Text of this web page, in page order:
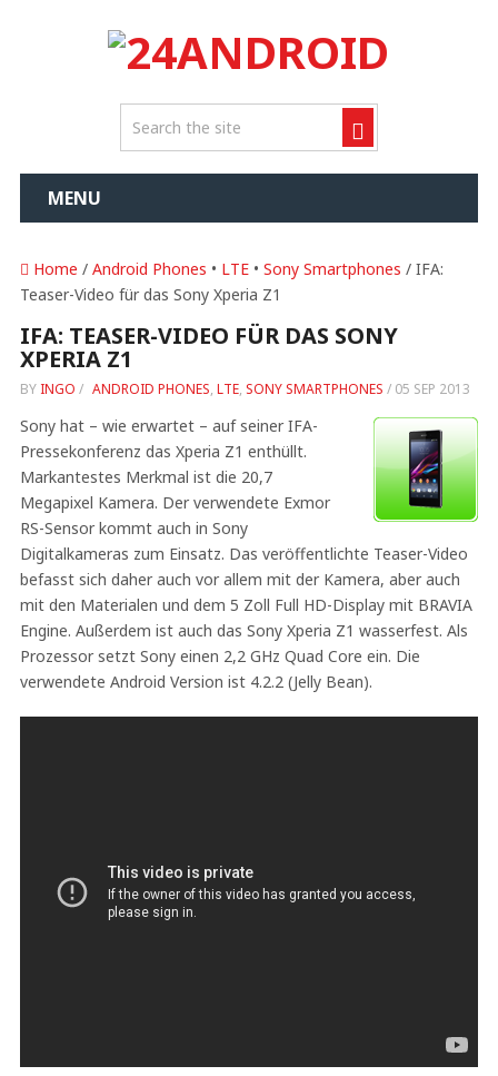
MENU
Home / Android Phones • LTE• Sony Smartphones / IFA:
Teaser-Video für das Sony Xperia Z1
IFA: TEASER-VIDEO FÜR DAS SONY
XPERIA Z1
BY INGO / ANDROID PHONES, LTE, SONY SMARTPHONES / 05 SEP 2013
Sony hat – wie erwartet – auf seiner IFA-
Pressekonferenz das Xperia Z1 enthüllt.
Markantestes Merkmal ist die 20,7
Megapixel Kamera. Der verwendete Exmor
RS-Sensor kommt auch in Sony
Digitalkameras zum Einsatz. Das veröffentlichte Teaser-Video
befasst sich daher auch vor allem mit der Kamera, aber auch
mit den Materialen und dem 5 Zoll Full HD-Display mit BRAVIA
Engine. Außerdem ist auch das Sony Xperia Z1 wasserfest. Als
Prozessor setzt Sony einen 2,2 GHz Quad Core ein. Die
verwendete Android Version ist 4.2.2 (Jelly Bean).